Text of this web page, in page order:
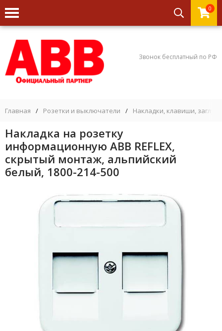
0
Звонок бесплатный по РФ
Главная / Розетки и выключатели / Накладки, клавиши,
Накладка на розетку
информационную ABB REFLEX,
скрытый монтаж, альпийский
белый, 1800-214-500